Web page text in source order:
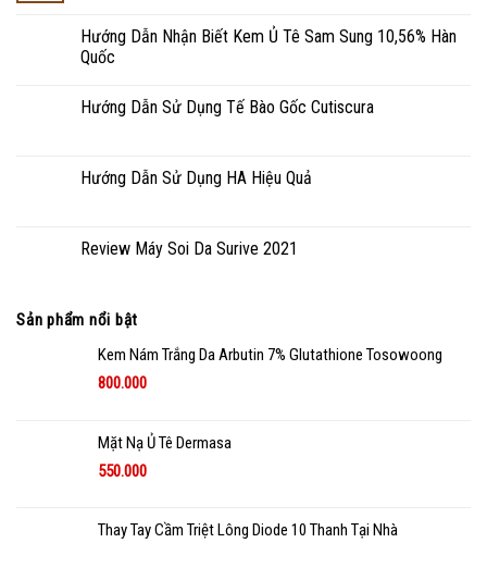
Hướng Dẫn Nhận Biết Kem Ủ Tê Sam Sung 10,56% Hàn
Quốc
Hướng Dẫn Sử Dụng Tế Bào Gốc Cutiscura
Hướng Dẫn Sử Dụng HA Hiệu Quả
Review Máy Soi Da Surive 2021
Sản phẩm nổi bật
Kem Nám Trắng Da Arbutin 7% Glutathione Tosowoong
800.000
Mặt Nạ Ủ Tê Dermasa
550.000
Thay Tay Cầm Triệt Lông Diode 10 Thanh Tại Nhà